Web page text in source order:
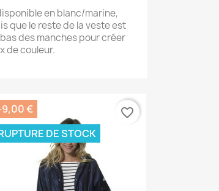
en blanc/marine,
que le reste de la veste est
des manches pour créer
de couleur.
€
DE STOCK
favorite_border